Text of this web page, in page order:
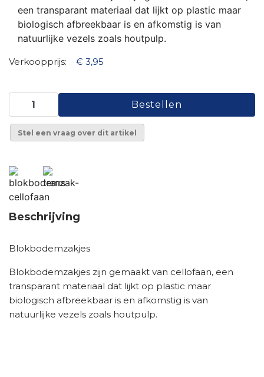
een transparant materiaal dat lijkt op plastic maar
biologisch afbreekbaar is en afkomstig is van
natuurlijke vezels zoals houtpulp.
Verkoopprijs: € 3,95
Stel een vraag over dit artikel
Beschrijving
Blokbodemzakjes
Blokbodemzakjes zijn gemaakt van cellofaan, een
transparant materiaal dat lijkt op plastic maar
biologisch afbreekbaar is en afkomstig is van
natuurlijke vezels zoals houtpulp.